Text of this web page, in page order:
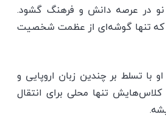
نو در عرصه دانش و فرهنگ گشود.
که تنها گوشه‌ای از عظمت شخصیت
بود. او با تسلط بر چندین زبان اروپایی و
کلاس‌هایش تنها محلی برای انتقال